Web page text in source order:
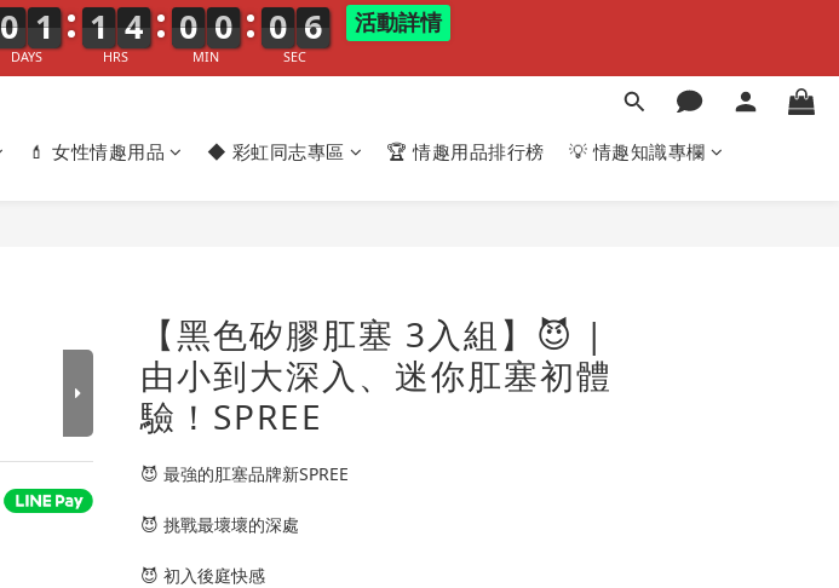
💄 女性情趣用品 ◆ 彩虹同志專區 🏆 情趣用品排行榜 💡 情趣知識專欄
【黑色矽膠肛塞 3入組】😈 |
由小到大深入、迷你肛塞初體
驗！SPREE
😈 最強的肛塞品牌新SPREE
😈 挑戰最壞壞的深處
😈 初入後庭快感
0
0
0 1
1
1
DAYS
1
1
1 4
4
4
HRS
0
0
0 0
0
0
MIN
0
1
0 4
5
5
SEC
活動詳情